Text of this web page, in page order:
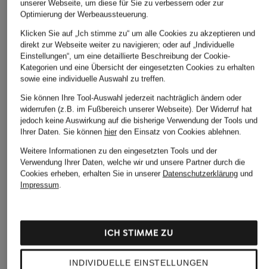
MRS & HUGS
119,99 €
+Aktionsrabatt
MAC
Marlenehose WINNIE
64,99 €
Bestpreis:63,74 €
Ursprünglich:119,95 €
ARKET
Marlenehose mit
Leinen
59,99 €
Bestpreis:59,49 €
Ursprünglich:119 €
unserer Webseite, um diese für Sie zu verbessern oder zur
Optimierung der Werbeaussteuerung.
Klicken Sie auf „Ich stimme zu“ um alle Cookies zu akzeptieren und
direkt zur Webseite weiter zu navigieren; oder auf „Individuelle
Einstellungen“, um eine detaillierte Beschreibung der Cookie-
Kategorien und eine Übersicht der eingesetzten Cookies zu erhalten
sowie eine individuelle Auswahl zu treffen.
Sie können Ihre Tool-Auswahl jederzeit nachträglich ändern oder
widerrufen (z.B. im Fußbereich unserer Webseite). Der Widerruf hat
jedoch keine Auswirkung auf die bisherige Verwendung der Tools und
Ihrer Daten. Sie können hierden Einsatz von Cookies ablehnen.
Weitere Informationen zu den eingesetzten Tools und der
Verwendung Ihrer Daten, welche wir und unsere Partner durch die
Cookies erheben, erhalten Sie in unserer Datenschutzerklärungund
Impressum.
INDIVIDUELLE EINSTELLUNGEN
ICH STIMME ZU